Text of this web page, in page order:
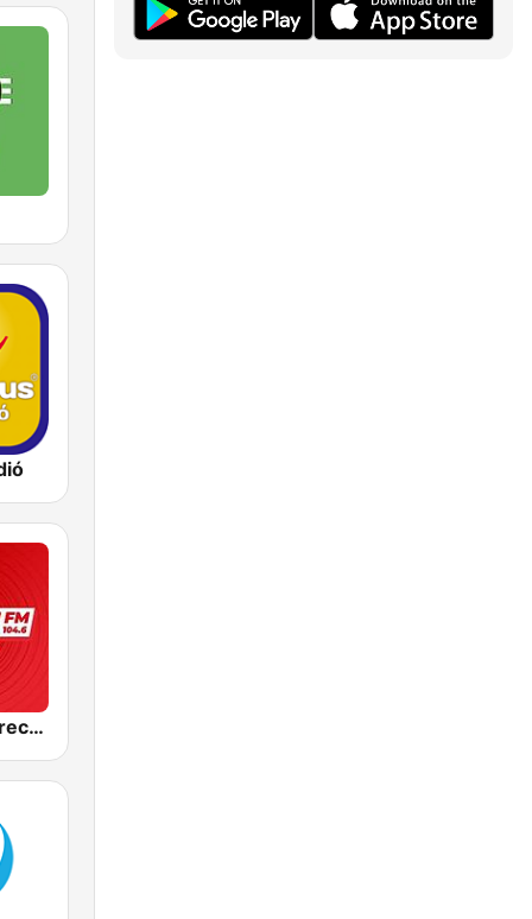
Best FM Debrecen